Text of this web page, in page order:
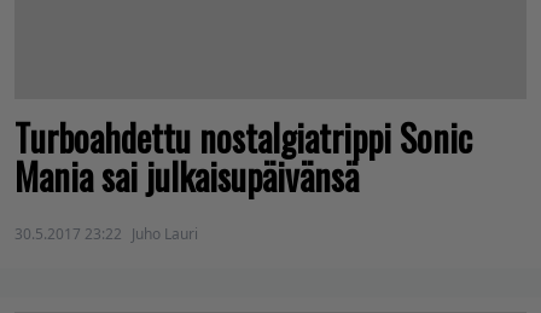
Turboahdettu nostalgiatrippi Sonic
Mania sai julkaisupäivänsä
30.5.2017 23:22 Juho Lauri